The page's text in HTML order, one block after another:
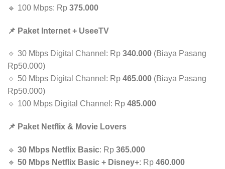
🔹 100 Mbps: Rp 375.000
📌 Paket Internet + UseeTV
🔹 30 Mbps Digital Channel: Rp 340.000 (Biaya Pasang
Rp50.000)
🔹 50 Mbps Digital Channel: Rp 465.000 (Biaya Pasang
Rp50.000)
🔹 100 Mbps Digital Channel: Rp 485.000
📌 Paket Netflix & Movie Lovers
🔹 30 Mbps Netflix Basic: Rp 365.000
🔹 50 Mbps Netflix Basic + Disney+: Rp 460.000